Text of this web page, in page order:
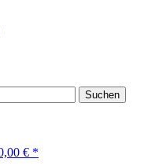
Suchen
€ *